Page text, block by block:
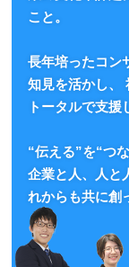
こと。
長年培ったコン
知見を活かし、
トータルで支援
“伝える”を“つ
企業と人、人と
れからも共に創